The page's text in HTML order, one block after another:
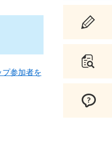
参加者を